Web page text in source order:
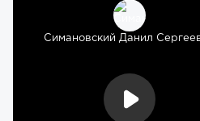
Симановский Данил